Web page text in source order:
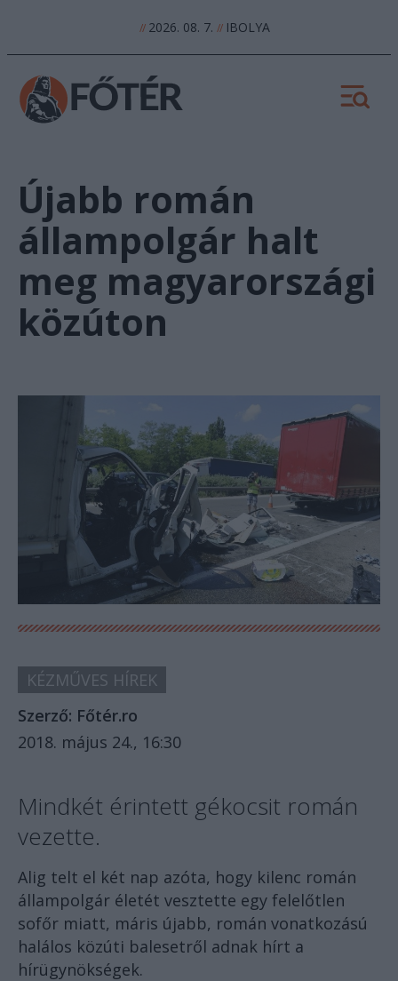
//2026. 08. 7. //IBOLYA
Újabb román
állampolgár halt
meg magyarországi
közúton
KÉZMŰVES HÍREK
Szerző: Főtér.ro
2018. május 24., 16:30
Mindkét érintett gékocsit román
vezette.
Alig telt el két nap azóta, hogy kilenc román
állampolgár életét vesztette egy felelőtlen
sofőr miatt, máris újabb, román vonatkozású
halálos közúti balesetről adnak hírt a
hírügynökségek.